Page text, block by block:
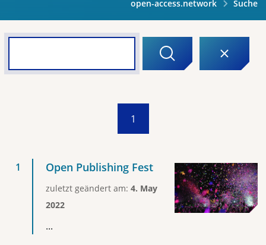
open-access.network Suche
1
Open Publishing Fest
zuletzt geändert am: 4. May
2022
...